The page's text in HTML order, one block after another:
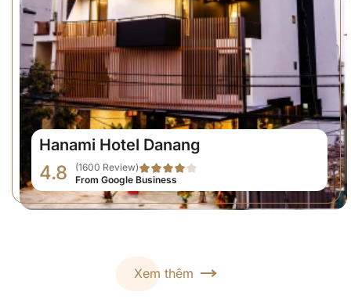
Hanami Hotel Danang
4.8
(1600 Review)
From Google Business
Xem thêm